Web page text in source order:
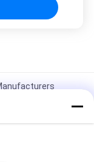
van het